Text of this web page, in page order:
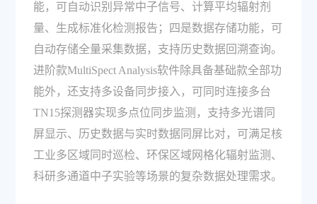
能，可自动识别异常中子信号、计算平均辐射剂
量、生成标准化检测报告；四是数据存储功能，可
自动存储全量采集数据，支持历史数据回溯查询。
进阶款MultiSpect Analysis软件除具备基础款全部功
能外，还支持多设备同步接入，可同时连接多台
TN15探测器实现多点位同步监测，支持多光谱同
屏显示、历史数据与实时数据同屏比对，可满足核
工业多区域同时巡检、环保区域网格化辐射监测、
科研多通道中子实验等场景的复杂数据处理需求。